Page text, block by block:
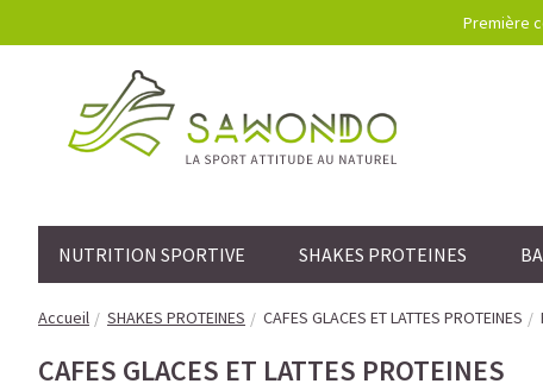
Première
NUTRITION SPORTIVE SHAKES PROTEINES
Accueil SHAKES PROTEINES CAFES GLACES ET LATTES PROTEINES
CAFES GLACES ET LATTES PROTEINES